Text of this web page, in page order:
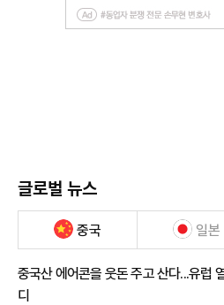
글로벌 뉴스
중국 일본
중국산 에어콘을 웃돈 주고 산다...유럽
디